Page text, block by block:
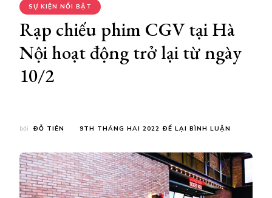
SỰ KIỆN NỔI BẬT
Rạp chiếu phim CGV tại Hà
Nội hoạt động trở lại từ ngày
10/2
bởi ĐỖ TIÊN 9TH THÁNG HAI 2022 ĐỂ LẠI BÌNH LUẬN
PHIM
CGV
TẠI
HÀ